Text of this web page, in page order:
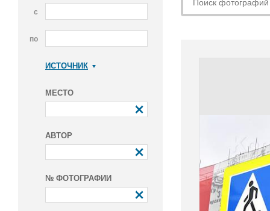
с
по
ИСТОЧНИК
МЕСТО
АВТОР
№ ФОТОГРАФИИ